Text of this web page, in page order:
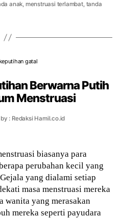
anak, menstruasi terlambat, tanda
gatal
Berwarna Putih
Menstruasi
: Redaksi Hamil.co.id
biasanya para
perubahan kecil yang
yang dialami setiap
masa menstruasi mereka
wanita yang merasakan
mereka seperti payudara